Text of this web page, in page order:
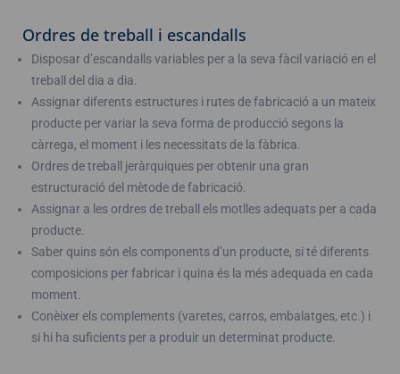
Ordres de treball i escandalls
Disposar d’escandalls variables per a la seva fàcil variació en el
treball del dia a dia.
Assignar diferents estructures i rutes de fabricació a un mateix
producte per variar la seva forma de producció segons la
càrrega, el moment i les necessitats de la fàbrica.
Ordres de treball jeràrquiques per obtenir una gran
estructuració del mètode de fabricació.
Assignar a les ordres de treball els motlles adequats per a cada
producte.
Saber quins són els components d’un producte, si té diferents
composicions per fabricar i quina és la més adequada en cada
moment.
Conèixer els complements (varetes, carros, embalatges, etc.) i
si hi ha suficients per a produir un determinat producte.